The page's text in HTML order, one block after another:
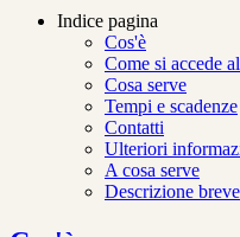
Indice pagina
Cos'è
Come si accede
Cosa serve
Tempi e scadenze
Contatti
Ulteriori
A cosa serve
Descrizione breve